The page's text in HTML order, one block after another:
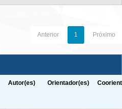
Anterior 1 Próximo
Autor(es) Orientador(es)